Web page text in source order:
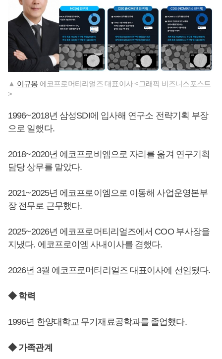
▲ 이규봉 에코프로머티리얼즈 대표이사 <그래픽 비즈니스포스트
>
1996~2018년 삼성SDI에 입사해 연구소 전략기획 부장
으로 일했다.
2018~2020년 에코프로비엠으로 자리를 옮겨 연구기획
담당 상무를 맡았다.
2021~2025년 에코프로이엠으로 이동해 사업운영본부
장 전무로 근무했다.
2025~2026년 에코프로머티리얼즈에서 COO 부사장을
지냈다. 에코프로이엠 사내이사를 겸했다.
2026년 3월 에코프로머티리얼즈 대표이사에 선임됐다.
◆ 학력
1996년 한양대학교 무기재료공학과를 졸업했다.
◆ 가족관계